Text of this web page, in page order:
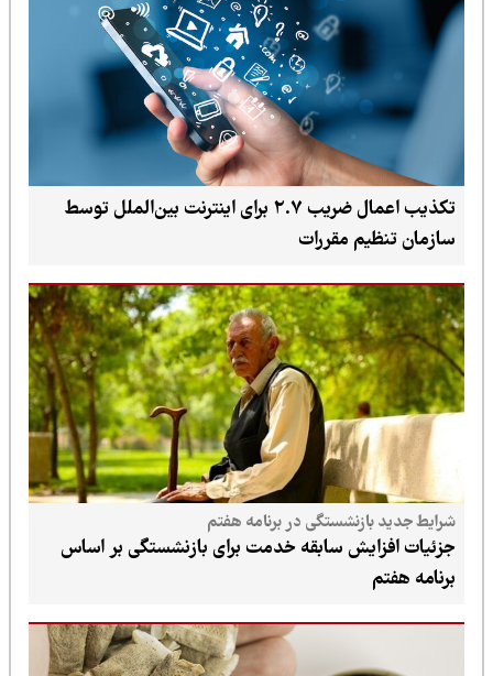
تکذیب اعمال ضریب ۲.۷ برای اینترنت بین‌الملل توسط
سازمان تنظیم مقررات
شرایط جدید بازنشستگی در برنامه هفتم
جزئیات افزایش سابقه خدمت برای بازنشستگی بر اساس
برنامه هفتم